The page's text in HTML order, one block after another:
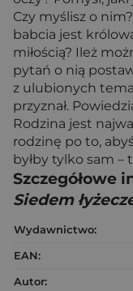
Czy myślisz o
babcia jest
miłością? Ileż
pytań o nią
z ulubionych
przyznał.
Rodzina jest
rodzinę po to,
byłby tylko sam –
Szczegółowe
Siedem
Wydawnictwo:
EAN:
Autor: